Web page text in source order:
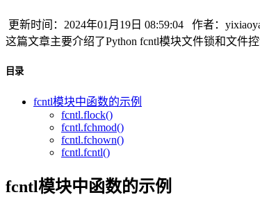
更新时间：2024年01月19日 08:59:04 作者：
这篇文章主要介绍了Python fcntl模块文件锁和文件
目录
fcntl模块中函数的示例
fcntl.flock()
fcntl.fchmod()
fcntl.fchown()
fcntl.fcntl()
fcntl模块中函数的示例